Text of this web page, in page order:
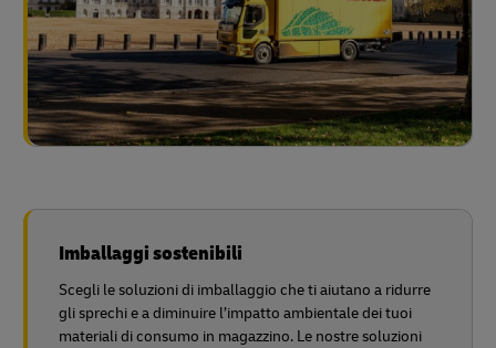
Imballaggi sostenibili
Scegli le soluzioni di imballaggio che ti aiutano a ridurre
gli sprechi e a diminuire l’impatto ambientale dei tuoi
materiali di consumo in magazzino. Le nostre soluzioni